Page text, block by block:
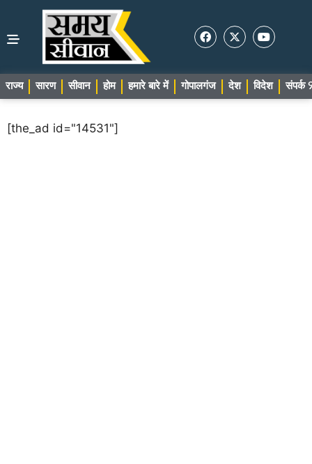
राज्य सारण सीवान होम हमारे बारे में गोपालगंज देश विदेश संपर्क
[the_ad id="14531"]